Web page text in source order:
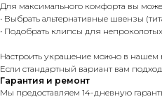
Для максимального комфорта вы
• Выбрать альтернативные швензы
• Подобрать клипсы для
Настроить украшение можно в нашем
Если стандартный вариант вам
Гарантия и ремонт
Мы предоставляем 14-дневную